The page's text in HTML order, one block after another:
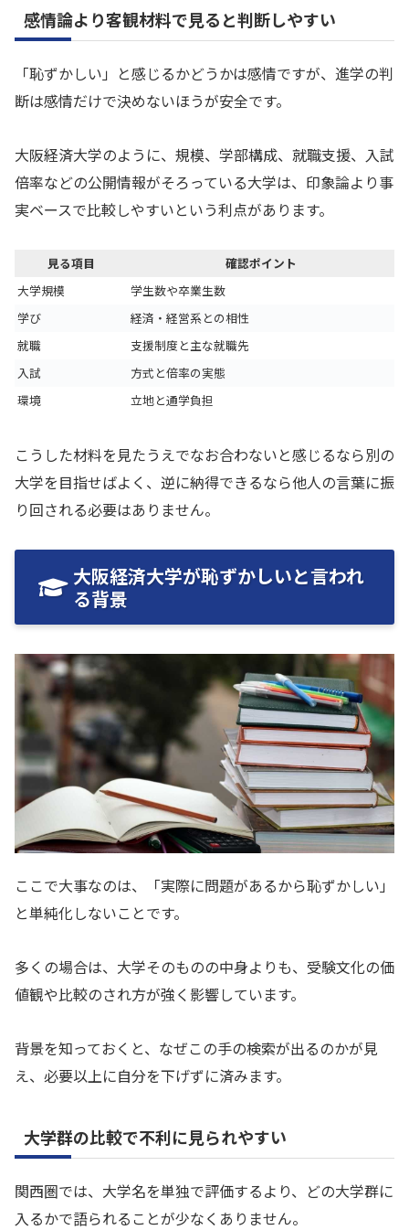
感情論より客観材料で見ると判断しやすい
「恥ずかしい」と感じるかどうかは感情ですが、進学の判
断は感情だけで決めないほうが安全です。
大阪経済大学のように、規模、学部構成、就職支援、入試
倍率などの公開情報がそろっている大学は、印象論より事
実ベースで比較しやすいという利点があります。
見る項目
確認ポイント
大学規模
学生数や卒業生数
学び
経済・経営系との相性
就職
支援制度と主な就職先
入試
方式と倍率の実態
環境
立地と通学負担
こうした材料を見たうえでなお合わないと感じるなら別の
大学を目指せばよく、逆に納得できるなら他人の言葉に振
り回される必要はありません。
大阪経済大学が恥ずかしいと言われ
る背景
ここで大事なのは、「実際に問題があるから恥ずかしい」
と単純化しないことです。
多くの場合は、大学そのものの中身よりも、受験文化の価
値観や比較のされ方が強く影響しています。
背景を知っておくと、なぜこの手の検索が出るのかが見
え、必要以上に自分を下げずに済みます。
大学群の比較で不利に見られやすい
関西圏では、大学名を単独で評価するより、どの大学群に
入るかで語られることが少なくありません。